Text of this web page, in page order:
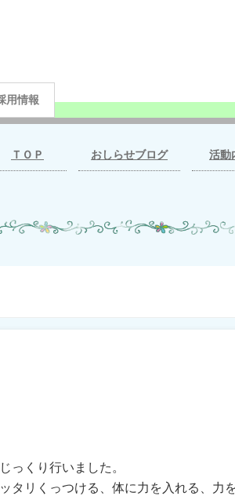
用情報
ＴＯＰ おしらせブログ 活動
っくり行いました。
タリくっつける、体に力を入れる、力